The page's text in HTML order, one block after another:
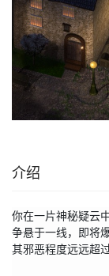
介绍
你在一片神秘疑云
争悬于一线，即将
其邪恶程度远远超